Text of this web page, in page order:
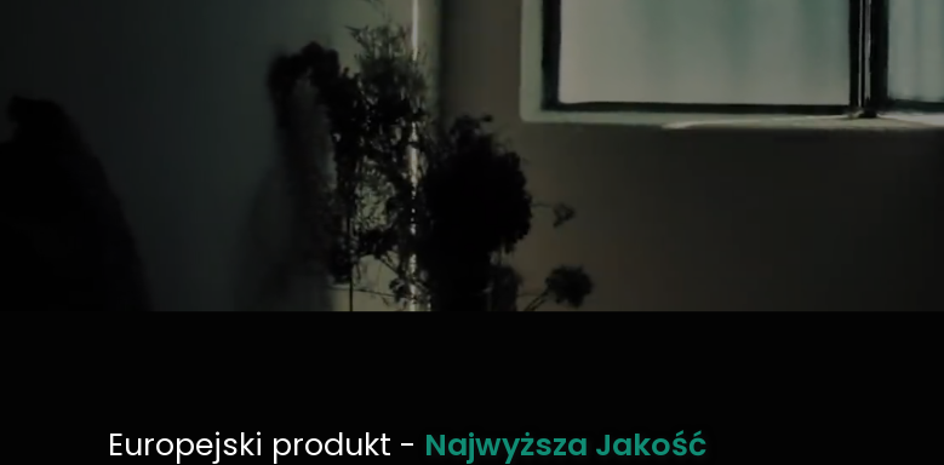
Europejski produkt - Najwyższa Jakość